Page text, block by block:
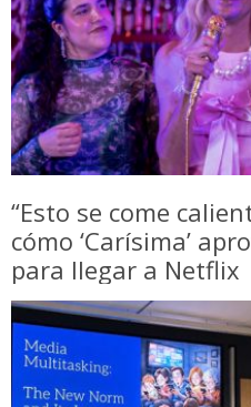
“Esto se come
cómo ‘Carísima’
para llegar a Netflix